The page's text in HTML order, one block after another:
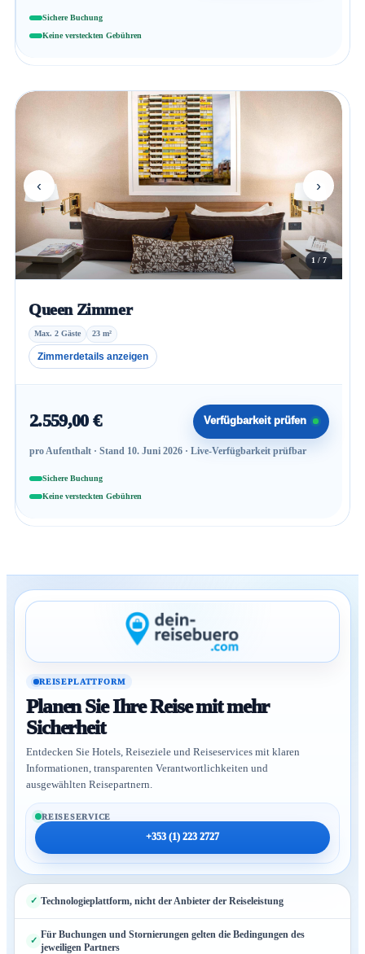
Sichere Buchung
Keine versteckten Gebühren
‹ ›
1 / 7
Queen Zimmer
Max. 2 Gäste 23 m²
Zimmerdetails anzeigen
2.559,00 €
pro Aufenthalt · Stand 10. Juni 2026 · Live-Verfügbarkeit prüfbar
Verfügbarkeit prüfen
Sichere Buchung
Keine versteckten Gebühren
REISEPLATTFORM
Planen Sie Ihre Reise mit mehr
Sicherheit
Entdecken Sie Hotels, Reiseziele und Reiseservices mit klaren
Informationen, transparenten Verantwortlichkeiten und
ausgewählten Reisepartnern.
REISESERVICE
+353 (1) 223 2727
Technologieplattform, nicht der Anbieter der Reiseleistung
Für Buchungen und Stornierungen gelten die Bedingungen des
jeweiligen Partners